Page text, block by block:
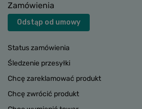
Zamówienia
Odstąp od umowy
Status zamówienia
Śledzenie przesyłki
Chcę zareklamować produkt
Chcę zwrócić produkt